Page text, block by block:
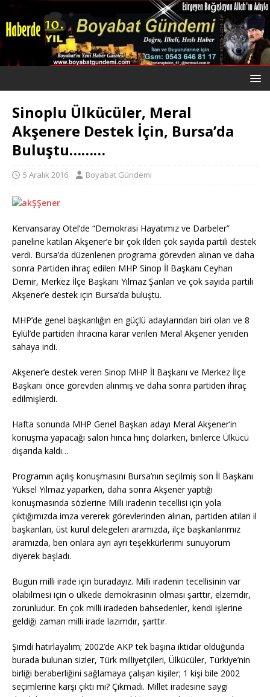
Sinoplu Ülkücüler, Meral
Akşenere Destek İçin, Bursa’da
Buluştu………
5 Aralık 2016 Boyabat Gündemi
Kervansaray Otel’de “Demokrasi Hayatımız ve Darbeler”
paneline katılan Akşener’e bir çok ilden çok sayıda partili destek
verdi. Bursa’da düzenlenen programa görevden alınan ve daha
sonra Partiden ihraç edilen MHP Sinop İl Başkanı Ceyhan
Demir, Merkez İlçe Başkanı Yılmaz Şanlan ve çok sayıda partili
Akşener’e destek için Bursa’da buluştu.
MHP’de genel başkanlığın en güçlü adaylarından biri olan ve 8
Eylül’de partiden ihracına karar verilen Meral Akşener yeniden
sahaya indi.
Akşener’e destek veren Sinop MHP İl Başkanı ve Merkez İlçe
Başkanı önce görevden alınmış ve daha sonra partiden ihraç
edilmişlerdi.
Hafta sonunda MHP Genel Başkan adayı Meral Akşener’in
konuşma yapacağı salon hınca hınç dolarken, binlerce Ülkücü
dışarıda kaldı…
Programın açılış konuşmasını Bursa’nın seçilmiş son İl Başkanı
Yüksel Yılmaz yaparken, daha sonra Akşener yaptığı
konuşmasında sözlerine Milli iradenin tecellisi için yola
çıktığımızda imza vererek görevlerinden alınan, partiden atılan il
başkanları, üst kurul delegeleri aramızda, ilçe başkanlarımız
aramızda, ben onlara ayrı ayrı teşekkürlerimi sunuyorum
diyerek başladı.
Bugün milli irade için buradayız. Milli iradenin tecellisinin var
olabilmesi için o ülkede demokrasinin olması şarttır, elzemdir,
zorunludur. En çok milli iradeden bahsedenler, kendi işlerine
geldiği zaman milli irade lazımdır, şarttır.
Şimdi hatırlayalım; 2002’de AKP tek başına iktidar olduğunda
burada bulunan sizler, Türk milliyetçileri, Ülkücüler, Türkiye’nin
birliği beraberliğini sağlamaya çalışan kişiler; 1 kişi bile 2002
seçimlerine karşı çıktı mı? Çıkmadı. Millet iradesine saygı